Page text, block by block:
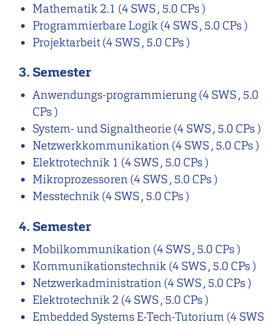
Mathematik 2.1 (4 SWS , 5.0 CPs )
Programmierbare Logik (4 SWS , 5.0 CPs )
Projektarbeit(4 SWS , 5.0 CPs )
3. Semester
Anwendungs-programmierung (4 SWS , 5.0
CPs )
System- und Signaltheorie (4 SWS , 5.0 CPs )
Netzwerkkommunikation (4 SWS , 5.0 CPs )
Elektrotechnik 1 (4 SWS , 5.0 CPs )
Mikroprozessoren (4 SWS , 5.0 CPs )
Messtechnik (4 SWS , 5.0 CPs )
4. Semester
Mobilkommunikation (4 SWS , 5.0 CPs )
Kommunikationstechnik (4 SWS , 5.0 CPs )
Netzwerkadministration (4 SWS , 5.0 CPs )
Elektrotechnik 2 (4 SWS , 5.0 CPs )
Embedded Systems E-Tech-Tutorium (4 SWS